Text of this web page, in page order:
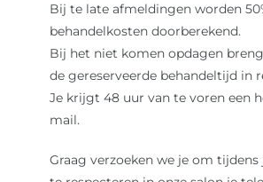
Bij te late afmeldingen worden
behandelkosten doorberekend.
Bij het niet komen opdagen
de gereserveerde behandeltijd in
Je krijgt 48 uur van te voren een
mail.
Graag verzoeken we je om tijdens